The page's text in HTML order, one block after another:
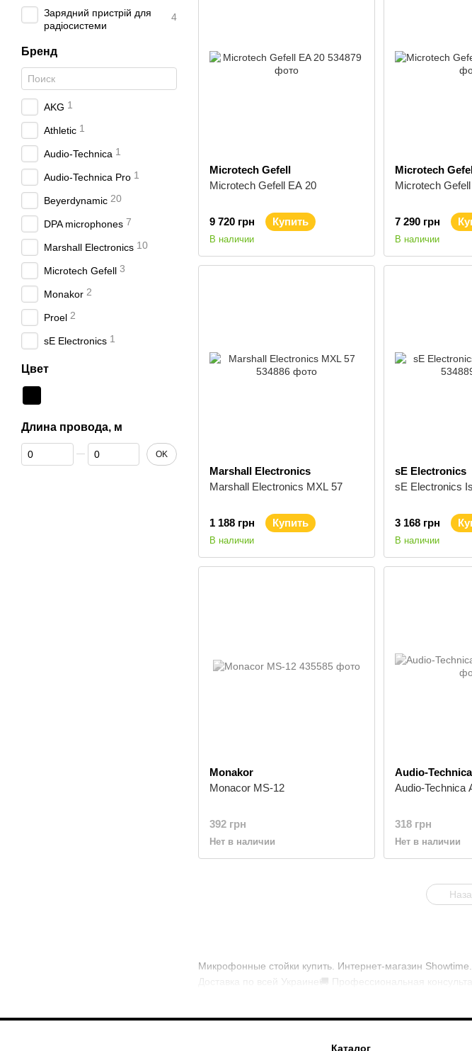
Микрофонные стойки купить. Интернет-магазин
Доставка по всей Украине🚚 Профессиональная
Microtech Gefell
Microtech Gefell EA 20
9 720 грн Купить
В наличии
Microtech
Microtech
7 290 грн
В наличии
Marshall Electronics
Marshall Electronics MXL 57
1 188 грн Купить
В наличии
sE Electronics
sE Electronics
3 168 грн
В наличии
Monakor
Monacor MS-12
392 грн
Нет в наличии
Audio-
Audio-Technica
318 грн
Нет в наличии
Зарядний пристрій для
радіосистеми
4
Бренд
AKG 1
Athletic 1
Audio-Technica 1
Audio-Technica Pro 1
Beyerdynamic 20
DPA microphones 7
Marshall Electronics 10
Microtech Gefell 3
Monakor 2
Proel 2
sE Electronics 1
Цвет
Длина провода, м
От Длина провода, м
До Длина провода, м OK
Каталог